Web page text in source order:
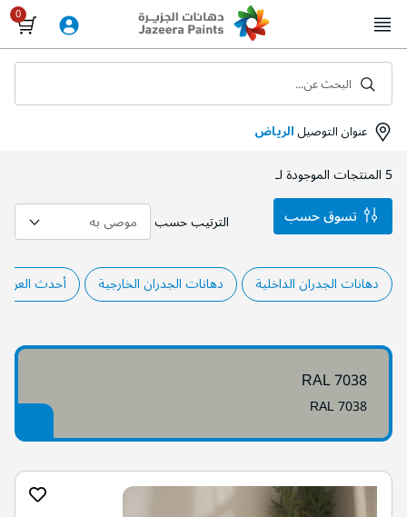
to
Content
عنوان التوصيلالرياض
البحث عن...
5 المنتجات الموجودة لـ
الترتيب حسب
دهانات الجدران الداخلية دهانات الجدران الخارجية أحدث
RAL 7038
RAL 7038
تسوق حسب